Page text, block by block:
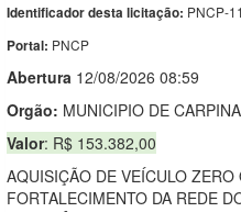
Identificador desta licitação: PNCP-
Portal: PNCP
Abertura 12/08/2026 08:59
Orgão: MUNICIPIO DE CARPINA
Valor: R$ 153.382,00
AQUISIÇÃO DE VEÍCULO
FORTALECIMENTO DA REDE